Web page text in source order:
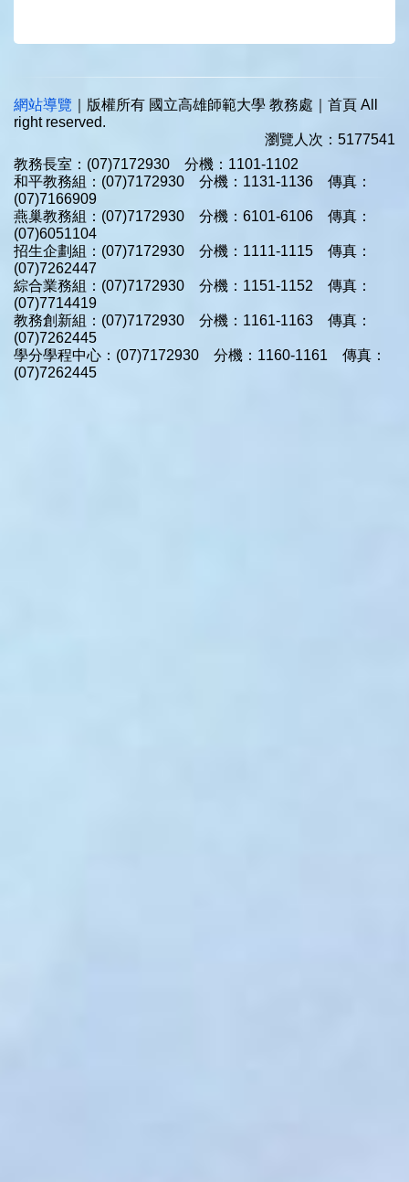
網站導覽 ｜版權所有 國立高雄師範大學 教務處｜首頁 All
right reserved.
瀏覽人次：5177541
教務長室：(07)7172930 分機：1101-1102
和平教務組：(07)7172930 分機：1131-1136 傳真：
(07)7166909
燕巢教務組：(07)7172930 分機：6101-6106 傳真：
(07)6051104
招生企劃組：(07)7172930 分機：1111-1115 傳真：
(07)7262447
綜合業務組：(07)7172930 分機：1151-1152 傳真：
(07)7714419
教務創新組：(07)7172930 分機：1161-1163 傳真：
(07)7262445
學分學程中心：(07)7172930 分機：1160-1161 傳真：
(07)7262445